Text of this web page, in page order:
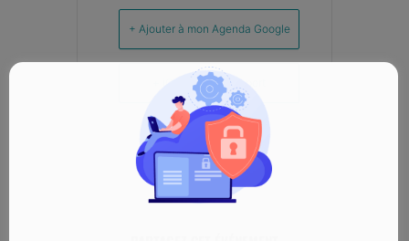
+ Ajouter à mon Agenda Google
+ iCal / Outlook export